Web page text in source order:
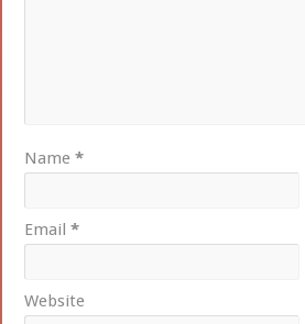
Name*
Email*
Website